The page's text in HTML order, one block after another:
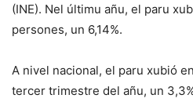
(INE). Nel últimu añu, el paru
persones, un 6,14%.
A nivel nacional, el paru xubió
tercer trimestre del añu, un